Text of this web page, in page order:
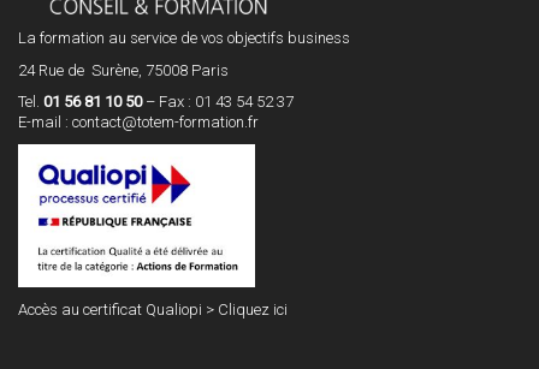
La formation au service de vos objectifs business
24 Rue de Surène, 75008 Paris
Tel. 01 56 81 10 50– Fax : 01 43 54 52 37
E-mail : contact@totem-formation.fr
Accès au certificat Qualiopi > Cliquez ici